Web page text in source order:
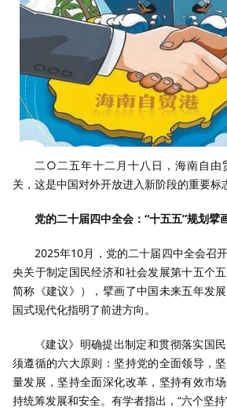
二○二五年十二月十八日，海南自由
关，这是中国对外开放进入新阶段的重要标
党的二十届四中全会：“十五五”规划擘
2025年10月，党的二十届四中全会召
央关于制定国民经济和社会发展第十五个
简称《建议》），擘画了中国未来五年发
国式现代化指明了前进方向。
《建议》明确提出制定和贯彻落实国
须遵循的六大原则：坚持党的全面领导，
量发展，坚持全面深化改革，坚持有效市
持统筹发展和安全。有学者指出，“六个坚持